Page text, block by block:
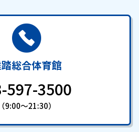
総合体育館
597-3500
（9:00～21:30）